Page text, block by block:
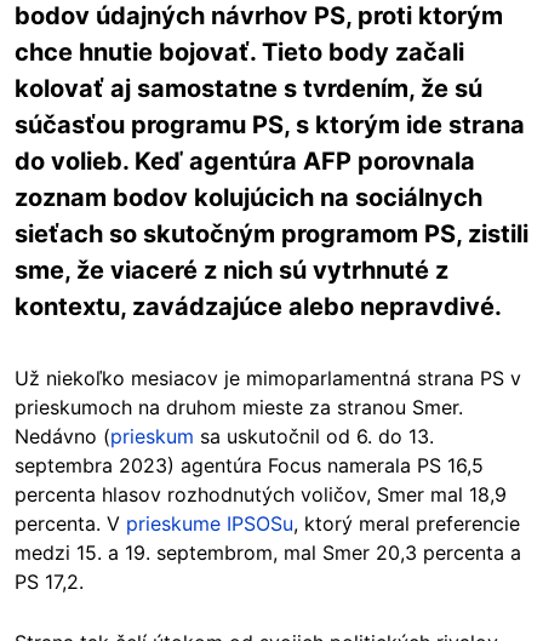
bodov údajných návrhov PS, proti ktorým
chce hnutie bojovať. Tieto body začali
kolovať aj samostatne s tvrdením, že sú
súčasťou programu PS, s ktorým ide strana
do volieb. Keď agentúra AFP porovnala
zoznam bodov kolujúcich na sociálnych
sieťach so skutočným programom PS, zistili
sme, že viaceré z nich sú vytrhnuté z
kontextu, zavádzajúce alebo nepravdivé.
Už niekoľko mesiacov je mimoparlamentná strana PS v
prieskumoch na druhom mieste za stranou Smer.
Nedávno (prieskum sa uskutočnil od 6. do 13.
septembra 2023) agentúra Focus namerala PS 16,5
percenta hlasov rozhodnutých voličov, Smer mal 18,9
percenta. V prieskume IPSOSu, ktorý meral preferencie
medzi 15. a 19. septembrom, mal Smer 20,3 percenta a
PS 17,2.